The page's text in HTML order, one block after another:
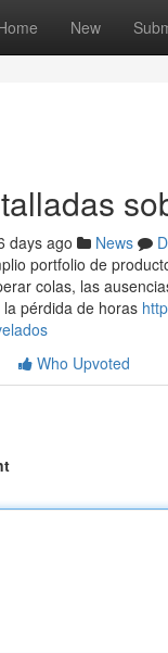
New
days ago News
portfolio de
colas, las
pérdida de horas
Who Upvoted